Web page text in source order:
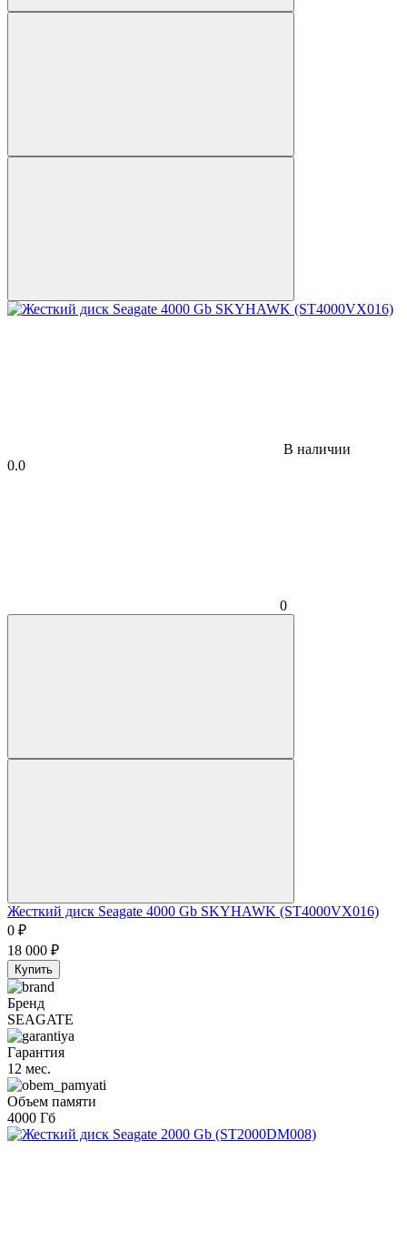
В наличии
0.0
0
Жесткий диск Seagate 4000 Gb SKYHAWK (ST4000VX016)
0 ₽
18 000 ₽
Купить
Бренд
SEAGATE
Гарантия
12 мес.
Объем памяти
4000 Гб